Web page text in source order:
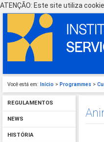
ATENÇÃO: Este site utiliza
Você está em: Início > Programmes >
REGULAMENTOS
NEWS
HISTÓRIA